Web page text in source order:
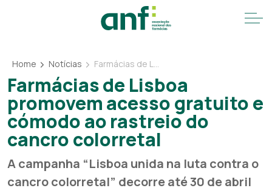
Home Notícias Farmácias de Lisboa promovem acesso gratuito e cómodo ao rastreio do cancro colorretal
Farmácias de Lisboa
promovem acesso gratuito e
cómodo ao rastreio do
cancro colorretal
A campanha “Lisboa unida na luta contra o
cancro colorretal” decorre até 30 de abril